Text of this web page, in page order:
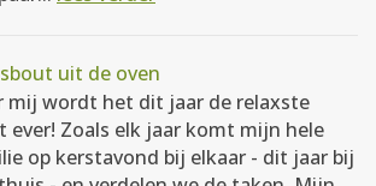
uit de oven
mij wordt het dit jaar de relaxste
ever! Zoals elk jaar komt mijn hele
op kerstavond bij elkaar - dit jaar bij